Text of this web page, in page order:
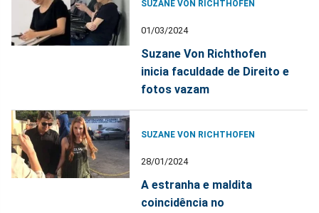
SUZANE VON RICHTHOFEN
01/03/2024
Suzane Von Richthofen
inicia faculdade de Direito e
fotos vazam
SUZANE VON RICHTHOFEN
28/01/2024
A estranha e maldita
coincidência no